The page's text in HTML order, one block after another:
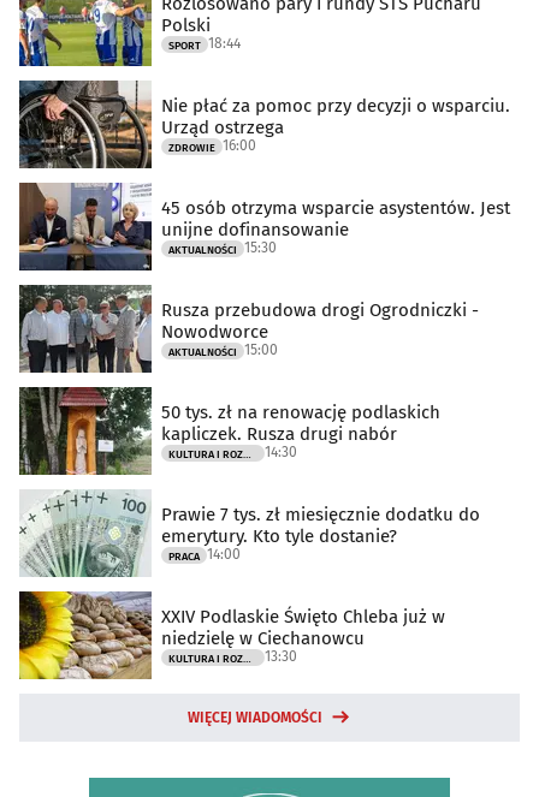
Polski
SPORT 18:44
Nie płać za pomoc przy decyzji o wsparciu.
Urząd ostrzega
ZDROWIE 16:00
45 osób otrzyma wsparcie asystentów. Jest
unijne dofinansowanie
AKTUALNOŚCI 15:30
Rusza przebudowa drogi Ogrodniczki -
Nowodworce
AKTUALNOŚCI 15:00
50 tys. zł na renowację podlaskich
kapliczek. Rusza drugi nabór
14:30
Prawie 7 tys. zł miesięcznie dodatku do
emerytury. Kto tyle dostanie?
PRACA 14:00
XXIV Podlaskie Święto Chleba już w
niedzielę w Ciechanowcu
13:30
WIĘCEJ WIADOMOŚCI